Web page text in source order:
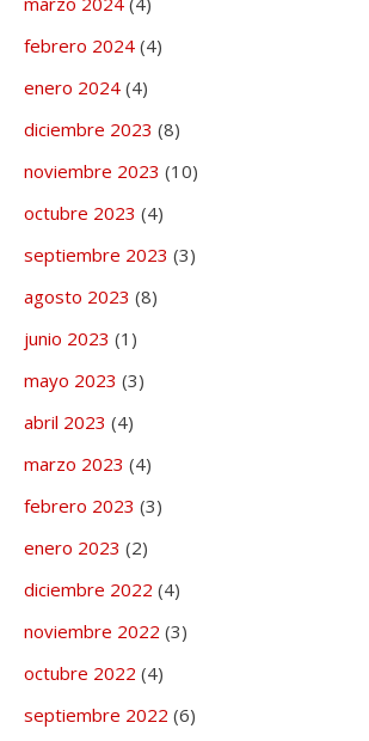
febrero 2024 (4)
enero 2024 (4)
diciembre 2023 (8)
noviembre 2023 (10)
octubre 2023 (4)
septiembre 2023 (3)
agosto 2023 (8)
junio 2023 (1)
mayo 2023 (3)
abril 2023 (4)
marzo 2023 (4)
febrero 2023 (3)
enero 2023 (2)
diciembre 2022 (4)
noviembre 2022 (3)
octubre 2022 (4)
septiembre 2022 (6)